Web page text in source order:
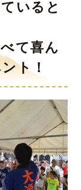
いると
て喜ん
ト！